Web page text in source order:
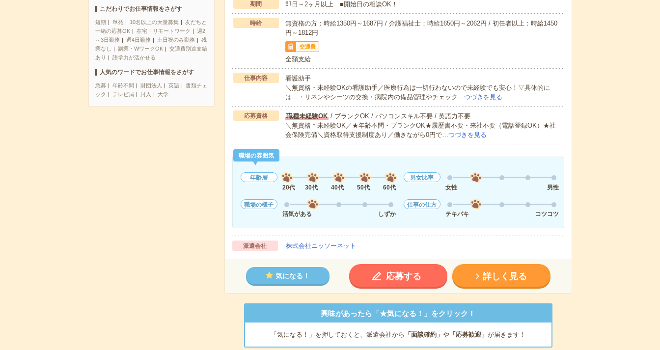
こだわりでお仕事情報をさがす
短期 単発 10名以上の大量募集
友だちと
一緒の応募OK
在宅・リモートワーク
週2
～3日勤務
週4日勤務 土日祝のみ勤務
残
業なし
副業・WワークOK
交通費別途支給
あり
語学力が活かせる
人気のワードでお仕事情報をさがす
急募 年齢不問 財団法人 英語
書類チェ
ック
テレビ局 封入 大学
期間 即日～2ヶ月以上 ■開始日の相談OK！
時給
無資格の方：時給1350円～1687円 / 介護福祉士：時給1650円～2062円 / 初任者以上：時給1450
円～1812円
交通費
全額支給
仕事内容
看護助手
＼無資格・未経験OKの看護助手／医療行為は一切行わないので未経験でも安心！▽具体的に
は…・リネンやシーツの交換・病院内の備品管理やチェック…つづきを見る
応募資格 職種未経験OK/ ブランクOK / パソコンスキル不要 / 英語力不要
＼無資格＊未経験OK／★年齢不問・ブランクOK★履歴書不要・来社不要（電話登録OK）★社
会保険完備＼資格取得支援制度あり／働きながら0円で…つづきを見る
職場の雰囲気
年齢層
20代
30代 40代 50代 60代
男女比率
女性
男性
職場の様子
活気がある
しずか
仕事の仕方
テキパキ
コツコツ
派遣会社 株式会社ニッソーネット
気になる！ 応募する 詳しく見る
興味があったら「★気になる！」をクリック！
「気になる！」を押しておくと、派遣会社から 「面談確約」 や「応募歓迎」 が届きます！